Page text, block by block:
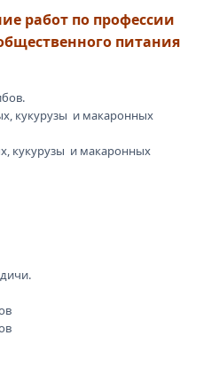
работ по профессии
питания
кукурузы и макаронных
кукурузы и макаронных